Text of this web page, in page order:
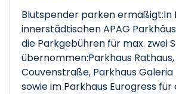
Blutspender parken ermäßigt:In
innerstädtischen APAG
die Parkgebühren für max. zwei
übernommen:Parkhaus
Couvenstraße, Parkhaus
sowie im Parkhaus Eurogress für